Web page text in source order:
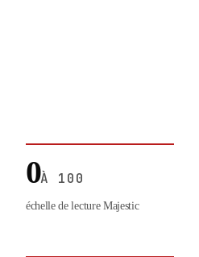
0À 100
échelle de lecture Majestic